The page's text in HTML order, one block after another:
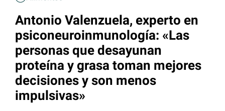
Antonio Valenzuela, experto en
psiconeuroinmunología: «Las
personas que desayunan
proteína y grasa toman mejores
decisiones y son menos
impulsivas»